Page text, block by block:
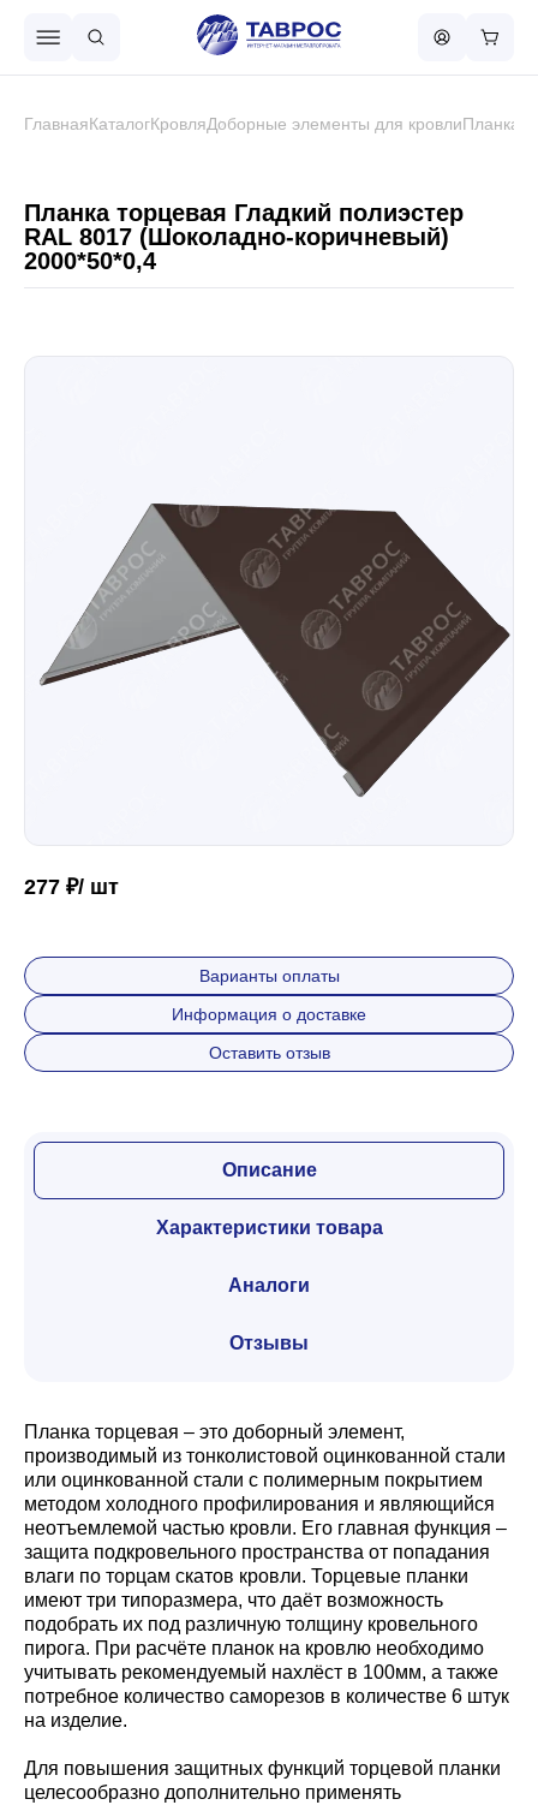
Металлочерепица
Сваи винтовые
Забор
Профили для гипсокартона
Другие товары
ГлавнаяКаталогКровляДоборные элементы для кровлиПланка
Планка торцевая Гладкий полиэстер
RAL 8017 (Шоколадно-коричневый)
2000*50*0,4
277 ₽/ шт
Варианты оплаты
Информация о доставке
Оставить отзыв
Описание
Характеристики товара
Аналоги
Отзывы
Планка торцевая – это доборный элемент,
производимый из тонколистовой оцинкованной стали
или оцинкованной стали с полимерным покрытием
методом холодного профилирования и являющийся
неотъемлемой частью кровли. Его главная функция –
защита подкровельного пространства от попадания
влаги по торцам скатов кровли. Торцевые планки
имеют три типоразмера, что даёт возможность
подобрать их под различную толщину кровельного
пирога. При расчёте планок на кровлю необходимо
учитывать рекомендуемый нахлёст в 100мм, а также
потребное количество саморезов в количестве 6 штук
на изделие.
Для повышения защитных функций торцевой планки
целесообразно дополнительно применять